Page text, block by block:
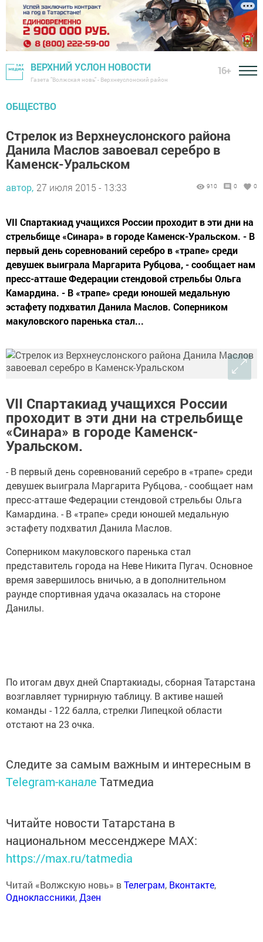
ВЕРХНИЙ УСЛОН НОВОСТИ
Газета "Волжская новь" - Верхнеуслонский район
16+
ОБЩЕСТВО
Стрелок из Верхнеуслонского района
Данила Маслов завоевал серебро в
Каменск-Уральском
автор, 27 июля 2015 - 13:33 910 0 0
VII Cпартакиад учащихся России проходит в эти дни на
стрельбище «Синара» в городе Каменск-Уральском. - В
первый день соревнований серебро в «трапе» среди
девушек выиграла Маргарита Рубцова, - сообщает нам
пресс-атташе Федерации стендовой стрельбы Ольга
Камардина. - В «трапе» среди юношей медальную
эстафету подхватил Данила Маслов. Соперником
макуловского паренька стал...
VII Cпартакиад учащихся России
проходит в эти дни на стрельбище
«Синара» в городе Каменск-
Уральском.
- В первый день соревнований серебро в «трапе» среди
девушек выиграла Маргарита Рубцова, - сообщает нам
пресс-атташе Федерации стендовой стрельбы Ольга
Камардина. - В «трапе» среди юношей медальную
эстафету подхватил Данила Маслов.
Соперником макуловского паренька стал
представитель города на Неве Никита Пугач. Основное
время завершилось вничью, а в дополнительном
раунде спортивная удача оказалась на стороне
Данилы.
По итогам двух дней Спартакиады, сборная Татарстана
возглавляет турнирную таблицу. В активе нашей
команды - 122 балла, стрелки Липецкой области
отстают на 23 очка.
Следите за самым важным и интересным в
Telegram-канале Татмедиа
Читайте новости Татарстана в
национальном мессенджере MАХ:
https://max.ru/tatmedia
Читай «Волжскую новь» вТелеграм, Вконтакте,
Одноклассники,Дзен